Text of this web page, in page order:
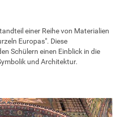
einer Reihe von Materialien
Europas". Diese
Schülern einen Einblick in die
und Architektur.